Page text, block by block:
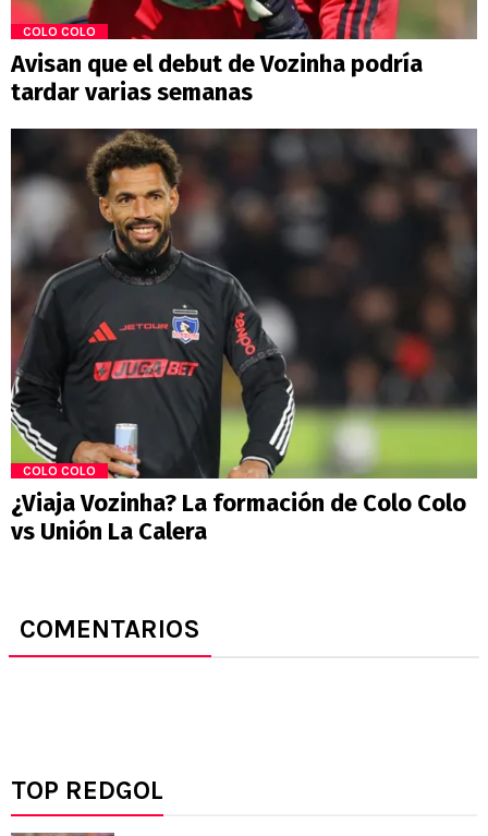
COLO COLO
Avisan que el debut de Vozinha podría
tardar varias semanas
COLO COLO
¿Viaja Vozinha? La formación de Colo Colo
vs Unión La Calera
COMENTARIOS
TOP REDGOL